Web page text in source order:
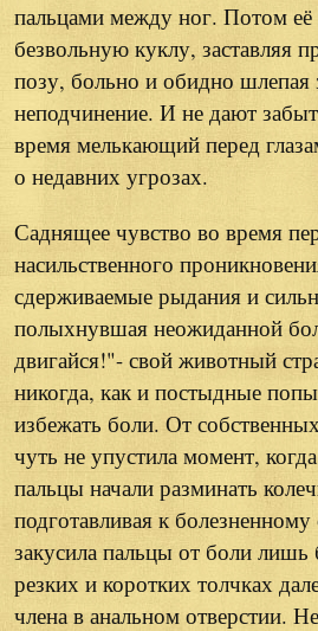
пальцами между ног. Потом её
безвольную куклу, заставляя
позу, больно и обидно шлепая
неподчинение. И не дают
время мелькающий перед
о недавних угрозах.
Саднящее чувство во время
насильственного
сдерживаемые рыдания и
полыхнувшая неожиданной
двигайся!"- свой животный
никогда, как и постыдные
избежать боли. От
чуть не упустила момент,
пальцы начали разминать
подготавливая к
закусила пальцы от боли лишь
резких и коротких толчках
члена в анальном отверстии.